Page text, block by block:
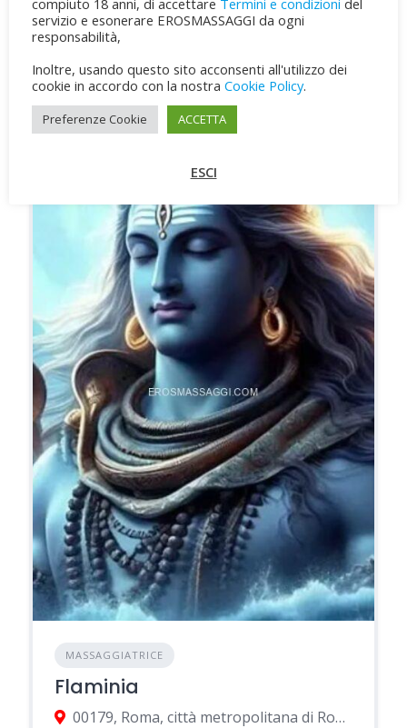
Ilaria
CHIAMA WHATSAPP
MASSAGGIATRICE
Flaminia
00179, Roma, città metropolitana di Roma Capitale, Italia
compiuto 18 anni, di accettare Termini e condizioni del
servizio e esonerare EROSMASSAGGI da ogni
responsabilità,
Inoltre, usando questo sito acconsenti all'utilizzo dei
cookie in accordo con la nostra Cookie Policy.
Preferenze Cookie ACCETTA
ESCI